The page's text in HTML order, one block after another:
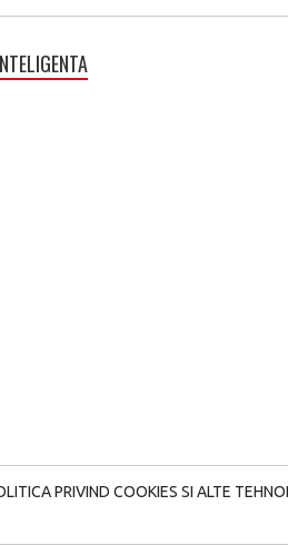
PRIVIND COOKIES SI ALTE